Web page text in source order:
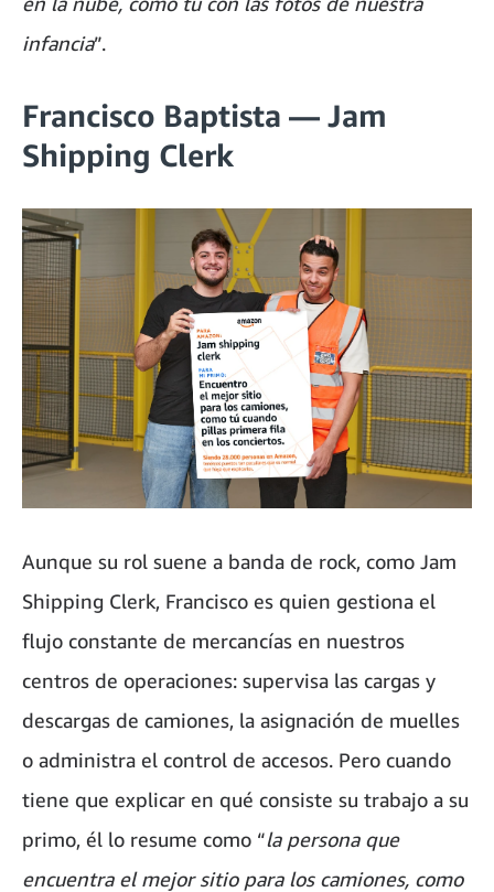
infancia”.
Francisco Baptista — Jam
Shipping Clerk
Aunque su rol suene a banda de rock, como Jam
Shipping Clerk, Francisco es quien gestiona el
flujo constante de mercancías en nuestros
centros de operaciones: supervisa las cargas y
descargas de camiones, la asignación de muelles
o administra el control de accesos. Pero cuando
tiene que explicar en qué consiste su trabajo a su
primo, él lo resume como “la persona que
encuentra el mejor sitio para los camiones, como